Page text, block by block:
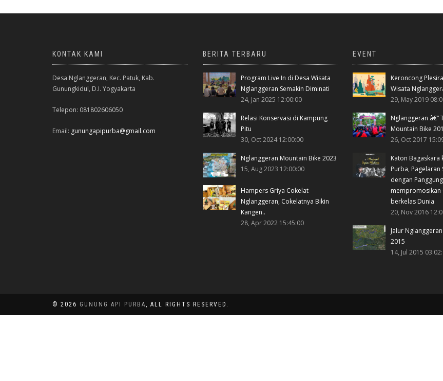
KONTAK KAMI
Desa Nglanggeran, Kec. Patuk, Kab.
Gunungkidul, D.I. Yogyakarta
Telepon: 081802606050
Email: gunungapipurba@gmail.com
BERITA TERBARU
Program Live In di Desa Wisata
Nglanggeran Semakin Diminati
24, Jan 2025 12:00:00
Relasi Konservasi di Kampung
Pitu
30, Oct 2024 12:00:00
Nglanggeran Mountain Bike 2023
15, Aug 2023 12:00:00
Hampers Griya Cokelat
Nglanggeran, Cokelatnya Bikin
Kangen..
28, Apr 2022 15:45:00
EVENT
Keroncong
Wisata
29, May 2019
Nglanggeran â€“
Mountain Bike
26, Oct 2017
Katon Bagaskara
Purba, Pagelaran
dengan
mempromosikan
berkelas Dunia
20, Nov 2016
Jalur
2015
14, Jul 2015
© 2026 GUNUNG API PURBA, ALL RIGHTS RESERVED.